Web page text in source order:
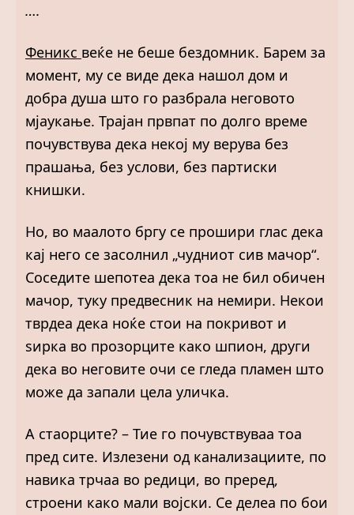
….
Феникс веќе не беше бездомник. Барем за
момент, му се виде дека нашол дом и
добра душа што го разбрала неговото
мјаукање. Трајан првпат по долго време
почувствува дека некој му верува без
прашања, без услови, без партиски
книшки.
Но, во маалото бргу се прошири глас дека
кај него се засолнил „чудниот сив мачор“.
Соседите шепотеа дека тоа не бил обичен
мачор, туку предвесник на немири. Некои
тврдеа дека ноќе стои на покривот и
ѕирка во прозорците како шпион, други
дека во неговите очи се гледа пламен што
може да запали цела уличка.
А стаорците? – Тие го почувствуваа тоа
пред сите. Излезени од канализациите, по
навика трчаа во редици, во преред,
строени како мали војски. Се делеа по бои